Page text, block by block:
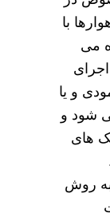
با
می
و یا
شود و
های
روش